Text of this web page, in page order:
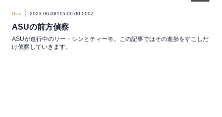
Dev 2023-06-08T15:00:00.000Z
ASUの前方偵察
ASUが進行中のリー・シンとティーモ。この記事ではその進捗をすこしだ
け偵察していきます。